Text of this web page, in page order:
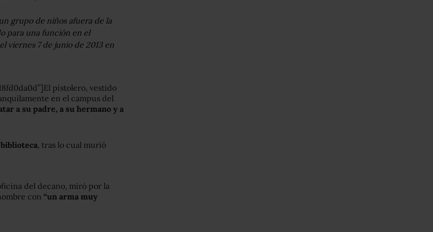
grupo de niños afuera de la
para una función en el
viernes 7 de junio de 2013 en
pistolero, vestido
en el campus del
a su padre, a su hermano y a
, tras lo cual murió
del decano, miró por la
con “un arma muy